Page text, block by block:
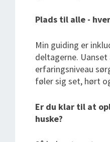
Plads til alle -
Min guiding er
deltagerne.
erfaringsniveau
føler sig set, hørt
Er du klar til at
huske?